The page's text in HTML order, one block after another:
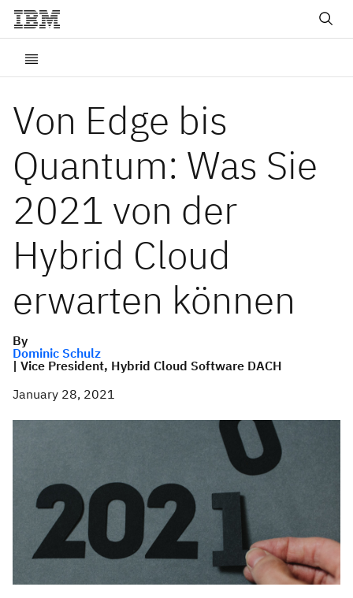
Von Edge bis
Quantum: Was Sie
2021 von der
Hybrid Cloud
erwarten können
By
Dominic Schulz
| Vice President, Hybrid Cloud Software DACH
January 28, 2021